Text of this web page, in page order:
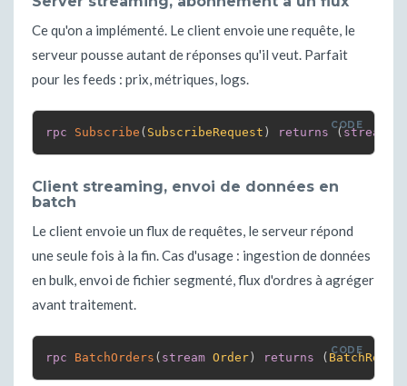
Ce qu'on a implémenté. Le client envoie une requête, le
serveur pousse autant de réponses qu'il veut. Parfait
pour les feeds : prix, métriques, logs.
rpc Subscribe ( SubscribeRequest ) returns (stream
Client streaming, envoi de données en
batch
Le client envoie un flux de requêtes, le serveur répond
une seule fois à la fin. Cas d'usage : ingestion de données
en bulk, envoi de fichier segmenté, flux d'ordres à agréger
avant traitement.
rpc BatchOrders ( stream Order) returns (